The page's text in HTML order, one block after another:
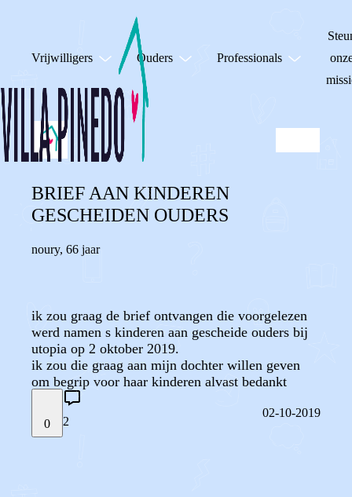
Vrijwilligers Ouders Professionals
BRIEF AAN KINDEREN
GESCHEIDEN OUDERS
noury, 66 jaar
ik zou graag de brief ontvangen die voorgelezen
werd namen s kinderen aan gescheide ouders bij
utopia op 2 oktober 2019.
ik zou die graag aan mijn dochter willen geven
om begrip voor haar kinderen alvast bedankt
0 2
02-10-2019